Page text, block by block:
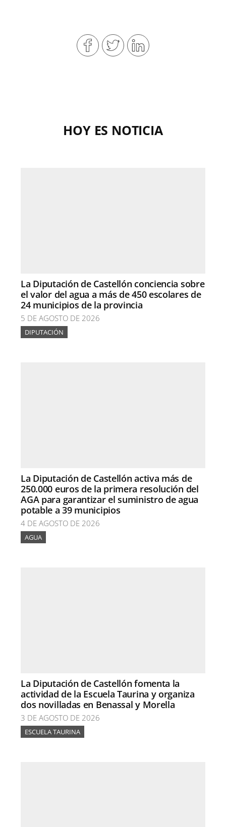
HOY ES NOTICIA
La Diputación de Castellón conciencia sobre
el valor del agua a más de 450 escolares de
24 municipios de la provincia
5 DE AGOSTO DE 2026
DIPUTACIÓN
La Diputación de Castellón activa más de
250.000 euros de la primera resolución del
AGA para garantizar el suministro de agua
potable a 39 municipios
4 DE AGOSTO DE 2026
AGUA
La Diputación de Castellón fomenta la
actividad de la Escuela Taurina y organiza
dos novilladas en Benassal y Morella
3 DE AGOSTO DE 2026
ESCUELA TAURINA